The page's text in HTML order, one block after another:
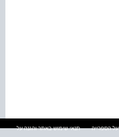
על הספרייה
תנאי שימוש באתר והגנה על